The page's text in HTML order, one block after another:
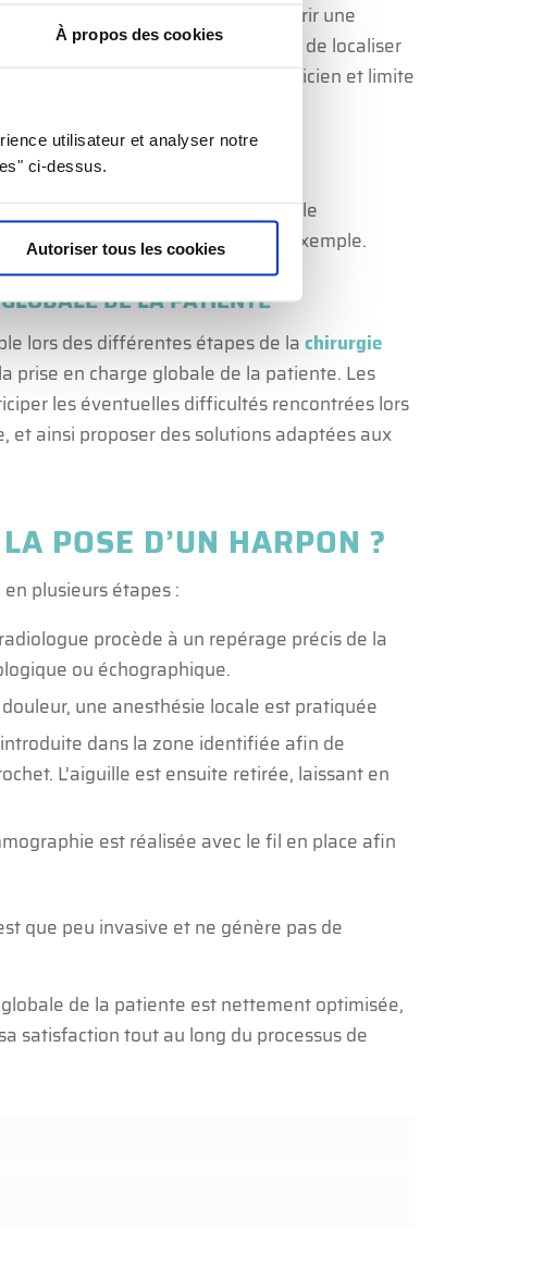
À propos des cookies
utilisateur et analyser notre
ci-dessus.
Autoriser tous les cookies
réside dans sa capacité à offrir une
En effet, le harpon permet de localiser
grandement le travail du praticien et limite
limite les risque de nouvelle
incomplète de la tumeur par exemple.
DE LA PATIENTE
lors des différentes étapes de lachirurgie
prise en charge globale de la patiente. Les
les éventuelles difficultés rencontrées lors
et ainsi proposer des solutions adaptées aux
POSE D’UN HARPON ?
plusieurs étapes :
procède à un repérage précis de la
ou échographique.
une anesthésie locale est pratiquée
dans la zone identifiée afin de
L’aiguille est ensuite retirée, laissant en
est réalisée avec le fil en place afin
que peu invasive et ne génère pas de
de la patiente est nettement optimisée,
satisfaction tout au long du processus de